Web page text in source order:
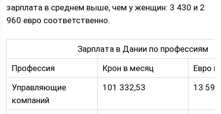
зарплата в среднем выше, чем у женщин: 3 430 и 2
960 евро соответственно.
Зарплата в Дании по профессиям
Профессия
Крон в месяц
Евро
Управляющие
компаний
101 332,53 13 595